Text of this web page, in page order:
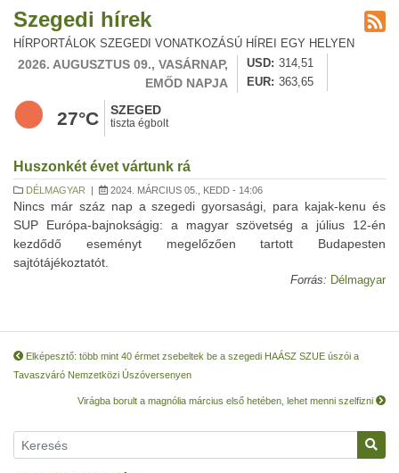
Szegedi hírek
HÍRPORTÁLOK SZEGEDI VONATKOZÁSÚ HÍREI EGY HELYEN
2026. AUGUSZTUS 09., VASÁRNAP,
EMŐD NAPJA
USD
314,51
EUR
363,65
27°C SZEGED
tiszta égbolt
Huszonkét évet vártunk rá
DÉLMAGYAR | 2024. MÁRCIUS 05., KEDD - 14:06
Nincs már száz nap a szegedi gyorsasági, para kajak-kenu és
SUP Európa-bajnokságig: a magyar szövetség a július 12-én
kezdődő eseményt megelőzően tartott Budapesten
sajtótájékoztatót.
Forrás: Délmagyar
Elképesztő: több mint 40 érmet zsebeltek be a szegedi HAÁSZ SZUE úszói a
Tavaszváró Nemzetközi Úszóversenyen
Virágba borult a magnólia március első hetében, lehet menni szelfizni